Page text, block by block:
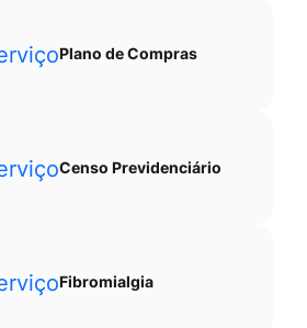
Plano de Compras
Censo Previdenciário
Fibromialgia